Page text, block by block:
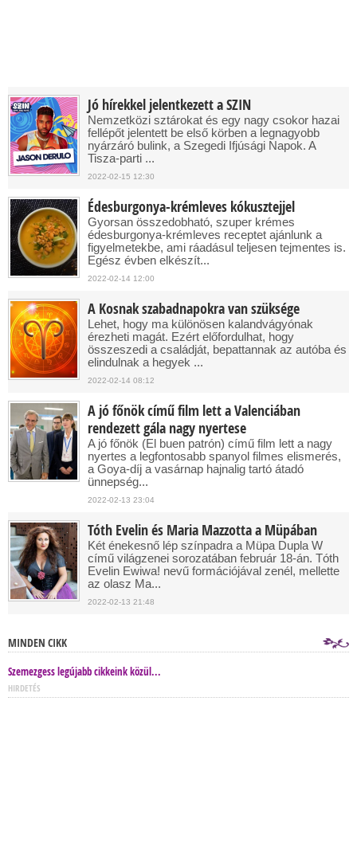
Jó hírekkel jelentkezett a SZIN
Nemzetközi sztárokat és egy nagy csokor hazai
fellépőt jelentett be első körben a legnagyobb
nyárzáró bulink, a Szegedi Ifjúsági Napok. A
Tisza-parti ...
2022-02-15 12:30
Édesburgonya-krémleves kókusztejjel
Gyorsan összedobható, szuper krémes
édesburgonya-krémleves receptet ajánlunk a
figyelmetekbe, ami ráadásul teljesen tejmentes is.
Egész évben elkészít...
2022-02-14 12:00
A Kosnak szabadnapokra van szüksége
Lehet, hogy ma különösen kalandvágyónak
érezheti magát. Ezért előfordulhat, hogy
összeszedi a családját, bepattannak az autóba és
elindulnak a hegyek ...
2022-02-14 08:12
A jó főnök című film lett a Valenciában
rendezett gála nagy nyertese
A jó főnök (El buen patrón) című film lett a nagy
nyertes a legfontosabb spanyol filmes elismerés,
a Goya-díj a vasárnap hajnalig tartó átadó
ünnepség...
2022-02-13 23:04
Tóth Evelin és Maria Mazzotta a Müpában
Két énekesnő lép színpadra a Müpa Dupla W
című világzenei sorozatában február 18-án. Tóth
Evelin Ewiwa! nevű formációjával zenél, mellette
az olasz Ma...
2022-02-13 21:48
MINDEN CIKK
Szemezgess legújabb cikkeink közül...
HIRDETÉS